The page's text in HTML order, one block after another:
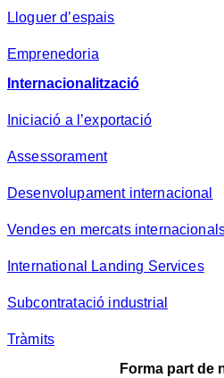
Lloguer d’espais
Emprenedoria
Internacionalització
Iniciació a l’exportació
Assessorament
Desenvolupament internacional
Vendes en mercats
International Landing Services
Subcontratació industrial
Tràmits
Forma part de